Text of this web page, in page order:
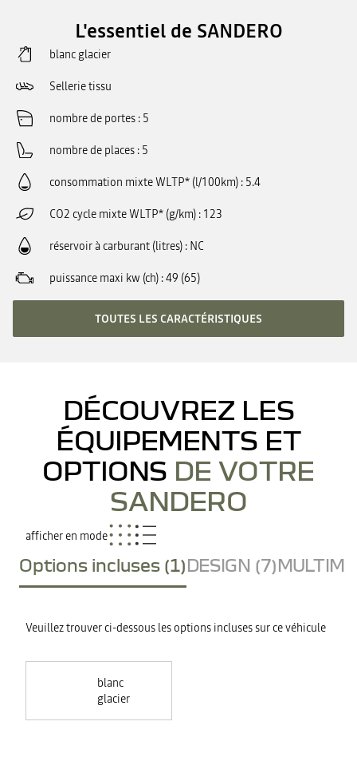
L'essentiel de SANDERO
blanc glacier
Sellerie tissu
nombre de portes 5
nombre de places 5
consommation mixte WLTP* (l/100km) 5.4
CO2 cycle mixte WLTP* (g/km) 123
réservoir à carburant (litres) NC
puissance maxi kw (ch) 49 (65)
TOUTES LES CARACTÉRISTIQUES
DÉCOUVREZ LES
ÉQUIPEMENTS ET
OPTIONS DE VOTRE
SANDERO
afficher en mode
Options incluses (1)DESIGN (7)
Veuillez trouver ci-dessous les options incluses sur ce véhicule
blanc
glacier